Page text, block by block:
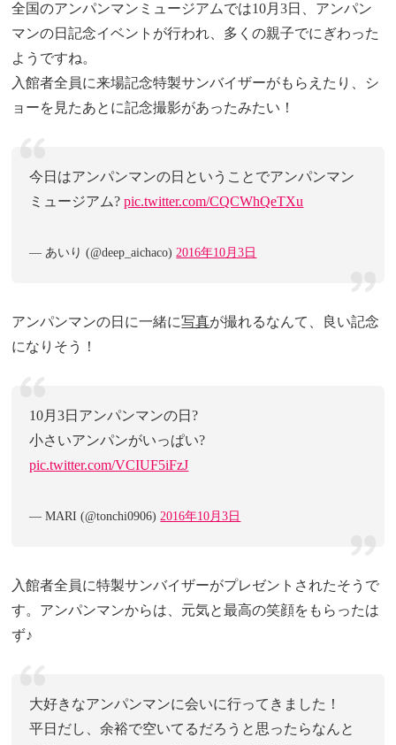
全国のアンパンマンミュージアムでは10月3日、アンパン
マンの日記念イベントが行われ、多くの親子でにぎわった
ようですね。
入館者全員に来場記念特製サンバイザーがもらえたり、シ
ョーを見たあとに記念撮影があったみたい！
今日はアンパンマンの日ということでアンパンマン
ミュージアム?pic.twitter.com/CQCWhQeTXu
— あいり (@deep_aichaco)2016年10月3日
アンパンマンの日に一緒に写真が撮れるなんて、良い記念
になりそう！
10月3日アンパンマンの日?
小さいアンパンがいっぱい?
pic.twitter.com/VCIUF5iFzJ
— MARI (@tonchi0906)2016年10月3日
入館者全員に特製サンバイザーがプレゼントされたそうで
す。アンパンマンからは、元気と最高の笑顔をもらったは
ず♪
大好きなアンパンマンに会いに行ってきました！
平日だし、余裕で空いてるだろうと思ったらなんと